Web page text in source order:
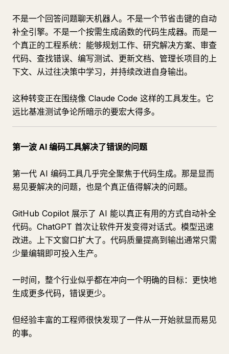
不是一个回答问题聊天机器人。不是一个节省击键的自动
补全引擎。不是一个按需生成函数的代码生成器。而是一
个真正的工程系统：能够规划工作、研究解决方案、审查
代码、查找错误、编写测试、更新文档、管理长项目的上
下文、从过往决策中学习，并持续改进自身输出。
这种转变正在围绕像 Claude Code 这样的工具发生。它
远比基准测试争论所暗示的要宏大得多。
第一波 AI 编码工具解决了错误的问题
第一代 AI 编码工具几乎完全聚焦于代码生成。那是显而
易见要解决的问题，也是个真正值得解决的问题。
GitHub Copilot 展示了 AI 能以真正有用的方式自动补全
代码。ChatGPT 首次让软件开发变得对话式。模型迅速
改进。上下文窗口扩大了。代码质量提高到输出通常只需
少量编辑即可投入生产。
一时间，整个行业似乎都在冲向一个明确的目标：更快地
生成更多代码，错误更少。
但经验丰富的工程师很快发现了一件从一开始就显而易见
的事。